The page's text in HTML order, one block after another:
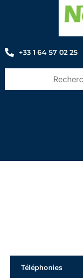
+33 1 64 57 02 25
Téléphonies